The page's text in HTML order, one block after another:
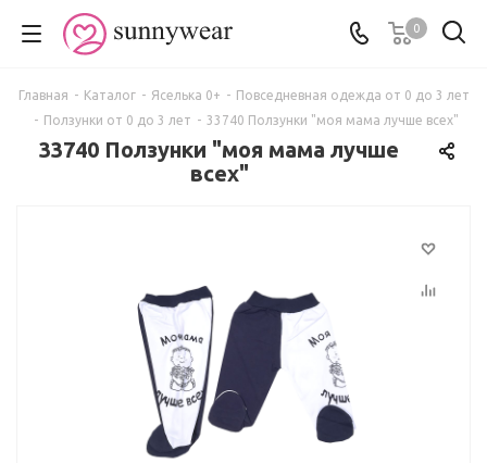
0
Главная - Каталог - Яселька 0+ - Повседневная одежда от 0 до 3 лет
- Ползунки от 0 до 3 лет - 33740 Ползунки "моя мама лучше всех"
33740 Ползунки "моя мама лучше
всех"